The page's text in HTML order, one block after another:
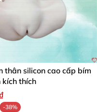
thân silicon cao cấp bím
kích thích
-38%